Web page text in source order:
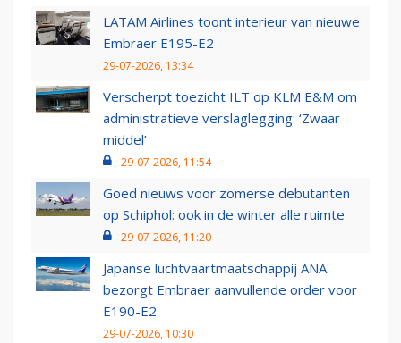
LATAM Airlines toont interieur van nieuwe
Embraer E195-E2
29-07-2026, 13:34
Verscherpt toezicht ILT op KLM E&M om
administratieve verslaglegging: ‘Zwaar
middel’
29-07-2026, 11:54
Goed nieuws voor zomerse debutanten
op Schiphol: ook in de winter alle ruimte
29-07-2026, 11:20
Japanse luchtvaartmaatschappij ANA
bezorgt Embraer aanvullende order voor
E190-E2
29-07-2026, 10:30